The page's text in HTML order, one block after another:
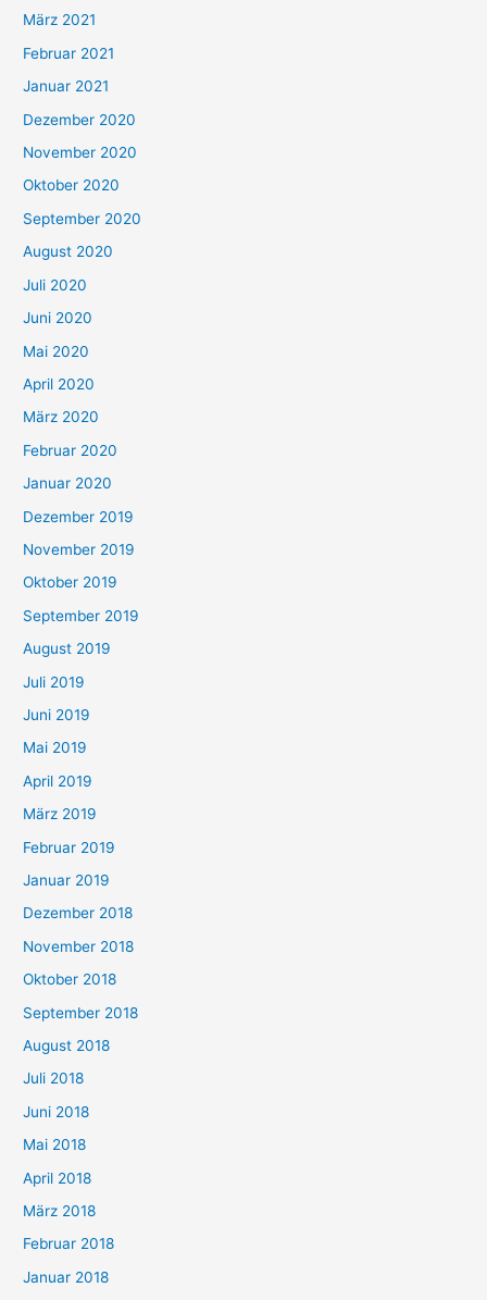
März 2021
Februar 2021
Januar 2021
Dezember 2020
November 2020
Oktober 2020
September 2020
August 2020
Juli 2020
Juni 2020
Mai 2020
April 2020
März 2020
Februar 2020
Januar 2020
Dezember 2019
November 2019
Oktober 2019
September 2019
August 2019
Juli 2019
Juni 2019
Mai 2019
April 2019
März 2019
Februar 2019
Januar 2019
Dezember 2018
November 2018
Oktober 2018
September 2018
August 2018
Juli 2018
Juni 2018
Mai 2018
April 2018
März 2018
Februar 2018
Januar 2018